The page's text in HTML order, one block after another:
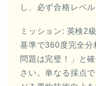
し、必ず合格レベ
ミッション: 英検2
基準で360度完全分
問題は完璧！」と
さい。単なる採点